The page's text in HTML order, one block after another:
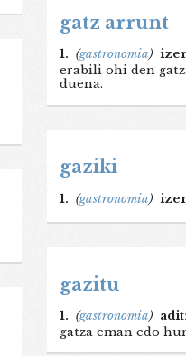
gatz arrunt
1. (gastronomia)
erabili ohi den
duena.
gaziki
1. (gastronomia)
gazitu
1. (gastronomia)
gatza eman edo